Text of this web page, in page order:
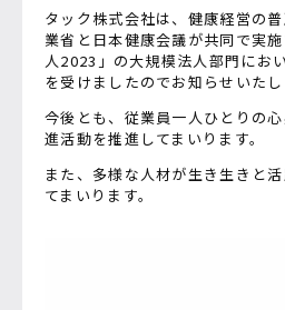
タック株式会社は、健康経営の
業省と日本健康会議が共同で実
人2023」の大規模法人部門にお
を受けましたのでお知らせいたし
今後とも、従業員一人ひとりの
進活動を推進してまいります。
また、多様な人材が生き生きと
てまいります。